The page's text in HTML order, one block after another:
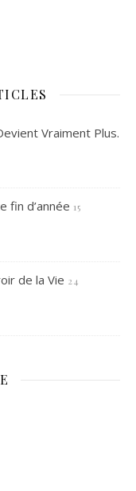
Vraiment Plus.
fin d’année 15
de la Vie 24